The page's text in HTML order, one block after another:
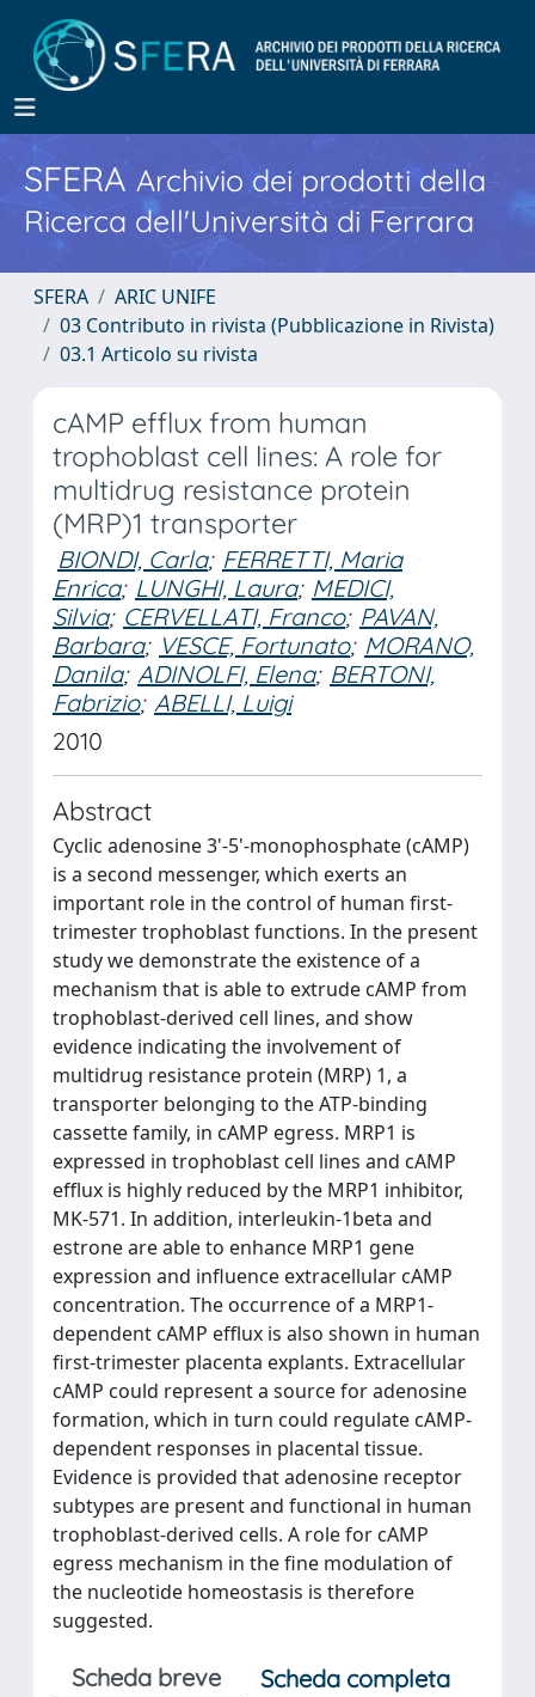
SFERA Archivio dei prodotti della
Ricerca dell'Università di Ferrara
SFERA
ARIC UNIFE
03 Contributo in rivista (Pubblicazione in Rivista)
03.1 Articolo su rivista
cAMP efflux from human
trophoblast cell lines: A role for
multidrug resistance protein
(MRP)1 transporter
BIONDI, Carla; FERRETTI, Maria
Enrica; LUNGHI, Laura; MEDICI,
Silvia; CERVELLATI, Franco; PAVAN,
Barbara; VESCE, Fortunato; MORANO,
Danila; ADINOLFI, Elena; BERTONI,
Fabrizio; ABELLI, Luigi
2010
Abstract
Cyclic adenosine 3'-5'-monophosphate (cAMP)
is a second messenger, which exerts an
important role in the control of human first-
trimester trophoblast functions. In the present
study we demonstrate the existence of a
mechanism that is able to extrude cAMP from
trophoblast-derived cell lines, and show
evidence indicating the involvement of
multidrug resistance protein (MRP) 1, a
transporter belonging to the ATP-binding
cassette family, in cAMP egress. MRP1 is
expressed in trophoblast cell lines and cAMP
efflux is highly reduced by the MRP1 inhibitor,
MK-571. In addition, interleukin-1beta and
estrone are able to enhance MRP1 gene
expression and influence extracellular cAMP
concentration. The occurrence of a MRP1-
dependent cAMP efflux is also shown in human
first-trimester placenta explants. Extracellular
cAMP could represent a source for adenosine
formation, which in turn could regulate cAMP-
dependent responses in placental tissue.
Evidence is provided that adenosine receptor
subtypes are present and functional in human
trophoblast-derived cells. A role for cAMP
egress mechanism in the fine modulation of
the nucleotide homeostasis is therefore
suggested.
Scheda breve
Scheda completa